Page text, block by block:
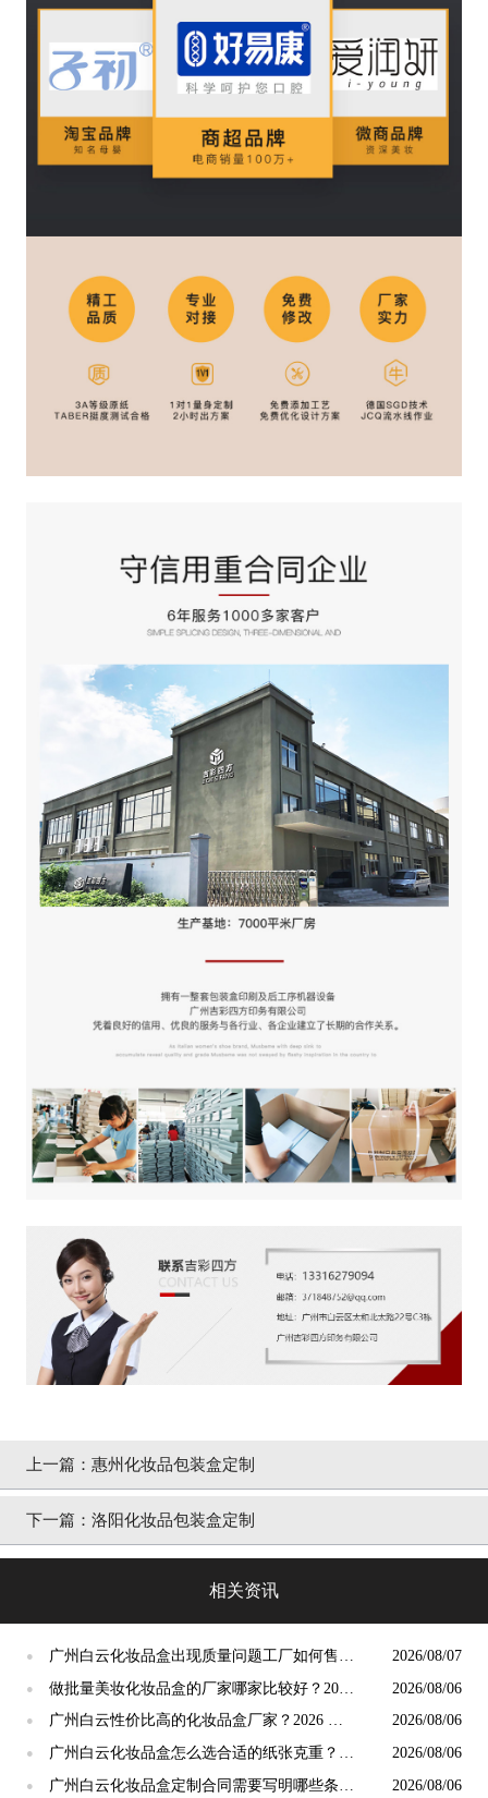
上一篇： 惠州化妆品包装盒定制
下一篇： 洛阳化妆品包装盒定制
相关资讯
●
广州白云化妆品盒出现质量问题工厂如何售
后？2026年8月维权攻略
2026/08/07
●
做批量美妆化妆品盒的厂家哪家比较好？2026
年8月靠谱量产厂家甄选攻略
2026/08/06
●
广州白云性价比高的化妆品盒厂家？2026 年
8 月长期合作攻略
2026/08/06
●
广州白云化妆品盒怎么选合适的纸张克重？
2026 年 8 月用纸攻略
2026/08/06
●
广州白云化妆品盒定制合同需要写明哪些条
2026/08/06